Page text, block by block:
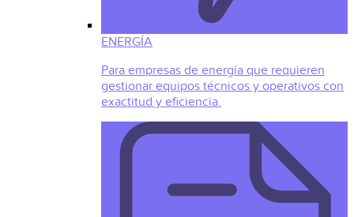
ENERGÍA
Para empresas de energía que requieren
gestionar equipos técnicos y operativos con
exactitud y eficiencia.